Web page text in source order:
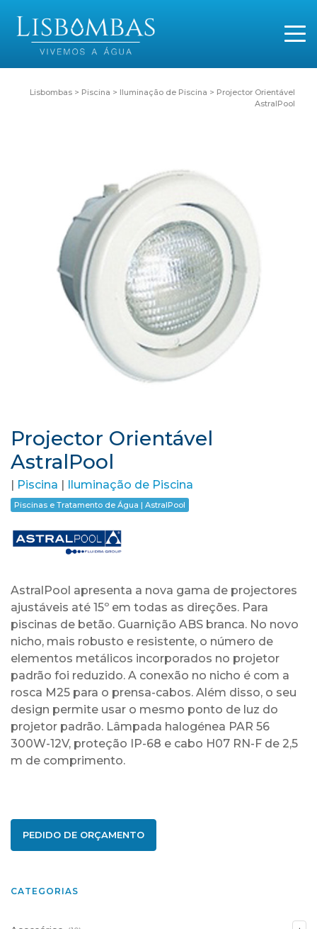
Lisbombas > Piscina > Iluminação de Piscina > Projector Orientável
AstralPool
Projector Orientável
AstralPool
| Piscina | Iluminação de Piscina
Piscinas e Tratamento de Água | AstralPool
AstralPool apresenta a nova gama de projectores
ajustáveis até 15º em todas as direções. Para
piscinas de betão. Guarnição ABS branca. No novo
nicho, mais robusto e resistente, o número de
elementos metálicos incorporados no projetor
padrão foi reduzido. A conexão no nicho é com a
rosca M25 para o prensa-cabos. Além disso, o seu
design permite usar o mesmo ponto de luz do
projetor padrão. Lâmpada halogénea PAR 56
300W-12V, proteção IP-68 e cabo H07 RN-F de 2,5
m de comprimento.
PEDIDO DE ORÇAMENTO
CATEGORIAS